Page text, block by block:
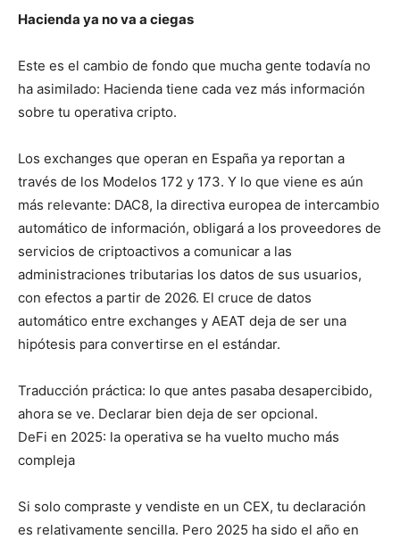
Hacienda ya no va a ciegas
Este es el cambio de fondo que mucha gente todavía no
ha asimilado: Hacienda tiene cada vez más información
sobre tu operativa cripto.
Los exchanges que operan en España ya reportan a
través de los Modelos 172 y 173. Y lo que viene es aún
más relevante: DAC8, la directiva europea de intercambio
automático de información, obligará a los proveedores de
servicios de criptoactivos a comunicar a las
administraciones tributarias los datos de sus usuarios,
con efectos a partir de 2026. El cruce de datos
automático entre exchanges y AEAT deja de ser una
hipótesis para convertirse en el estándar.
Traducción práctica: lo que antes pasaba desapercibido,
ahora se ve. Declarar bien deja de ser opcional.
DeFi en 2025: la operativa se ha vuelto mucho más
compleja
Si solo compraste y vendiste en un CEX, tu declaración
es relativamente sencilla. Pero 2025 ha sido el año en